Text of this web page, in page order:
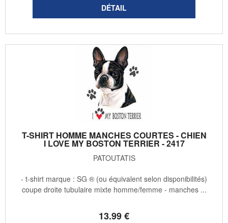
T-SHIRT HOMME MANCHES COURTES - CHIEN
I LOVE MY BOSTON TERRIER - 2417
PATOUTATIS
13.99€
- t-shirt marque : SG ® (ou équivalent selon disponibilités)
coupe droite tubulaire mixte homme/femme - manches ...